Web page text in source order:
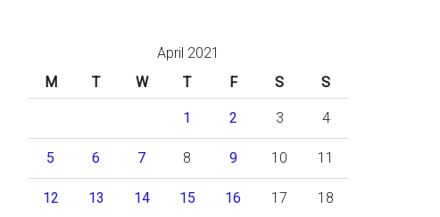
April 2021
M
T W T F S S
1 2 3 4
5 6 7 8 9 10 11
12 13 14 15 16 17 18